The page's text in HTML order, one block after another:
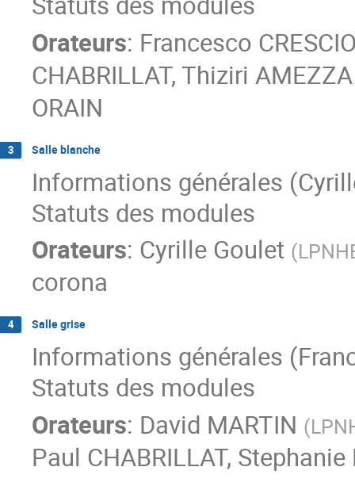
Orateurs: Francesco
CHABRILLAT,Thiziri AMEZZA
ORAIN
3 Salle blanche
Informations générales
Statuts des modules
Orateurs: Cyrille Goulet (
corona
4 Salle grise
Informations générales
Statuts des modules
Orateurs: David MARTIN (
Paul CHABRILLAT, Stephanie